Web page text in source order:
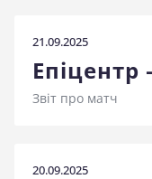
21.09.2025
Епіцентр
Звіт про матч
20.09.2025